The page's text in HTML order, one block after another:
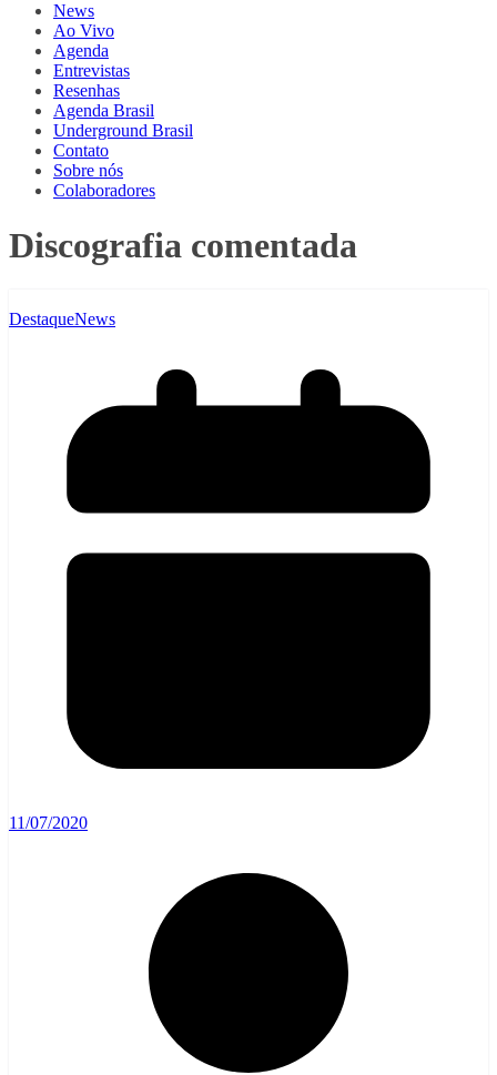
News
Ao Vivo
Agenda
Entrevistas
Resenhas
Agenda Brasil
Underground Brasil
Contato
Sobre nós
Colaboradores
Discografia comentada
DestaqueNews
11/07/2020